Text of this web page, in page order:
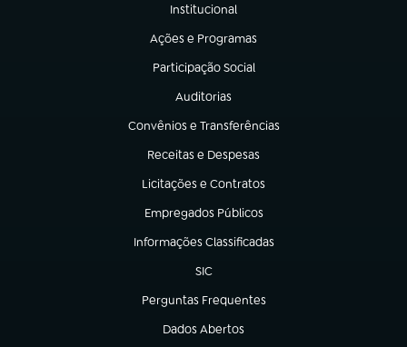
Institucional
(abre em nova aba)
Ações e Programas
(abre em nova aba)
Participação Social
(abre em nova aba)
Auditorias
(abre em nova aba)
Convênios e Transferências
(abre em nova aba)
Receitas e Despesas
(abre em nova aba)
Licitações e Contratos
(abre em nova aba)
Empregados Públicos
(abre em nova aba)
Informações Classificadas
(abre em nova aba)
SIC
(abre em nova aba)
Perguntas Frequentes
(abre em nova aba)
Dados Abertos
(abre em nova aba)